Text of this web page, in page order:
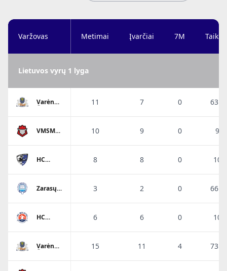
Varžovas Metimai Įvarčiai 7M
Lietuvos vyrų 1 lyga
Varėnos
11 7 0
VMSM
tauras-
10 9 0
HC
8 8 0
Zarasų
3 2 0
HC
6 6 0
Varėnos
15 11 4